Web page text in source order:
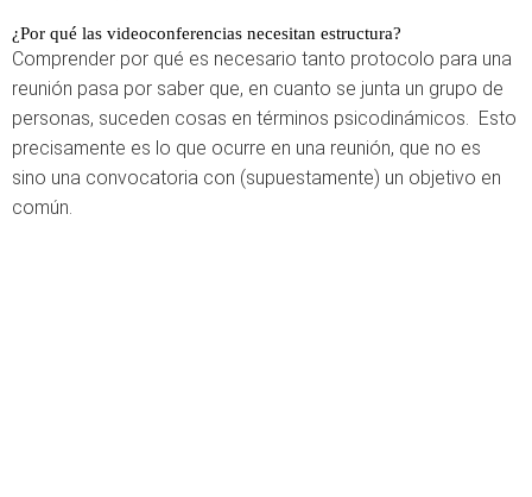
¿Por qué las videoconferencias necesitan estructura?
Comprender por qué es necesario tanto protocolo para una
reunión pasa por saber que, en cuanto se junta un grupo de
personas, suceden cosas en términos psicodinámicos. Esto
precisamente es lo que ocurre en una reunión, que no es
sino una convocatoria con (supuestamente) un objetivo en
común.